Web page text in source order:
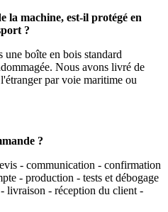
la machine, est-il protégé en
?
une boîte en bois standard
Nous avons livré de
par voie maritime ou
?
- communication - confirmation
- production - tests et débogage
livraison - réception du client -